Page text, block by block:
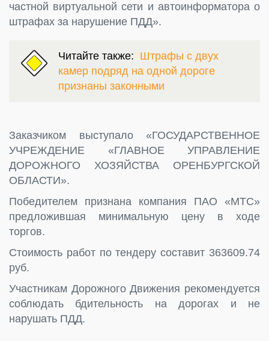
частной виртуальной сети и автоинформатора о
штрафах за нарушение ПДД».
Читайте также: Штрафы с двух
камер подряд на одной дороге
признаны законными
Заказчиком выступало «ГОСУДАРСТВЕННОЕ
УЧРЕЖДЕНИЕ «ГЛАВНОЕ УПРАВЛЕНИЕ
ДОРОЖНОГО ХОЗЯЙСТВА ОРЕНБУРГСКОЙ
ОБЛАСТИ».
Победителем признана компания ПАО «МТС»
предложившая минимальную цену в ходе
торгов.
Стоимость работ по тендеру составит 363609.74
руб.
Участникам Дорожного Движения рекомендуется
соблюдать бдительность на дорогах и не
нарушать ПДД.